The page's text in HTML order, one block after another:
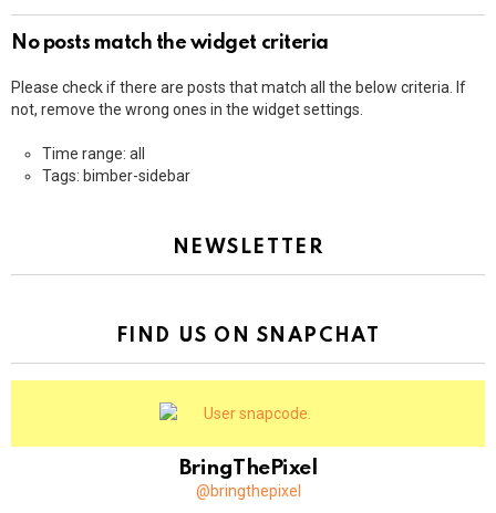
No posts match the widget criteria
Please check if there are posts that match all the below criteria. If
not, remove the wrong ones in the widget settings.
Time range: all
Tags: bimber-sidebar
NEWSLETTER
FIND US ON SNAPCHAT
BringThePixel
@bringthepixel